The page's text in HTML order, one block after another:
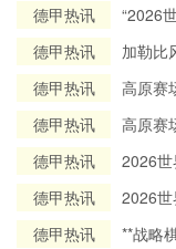
德甲热讯
“2026
德甲热讯
加勒比
德甲热讯
高原赛
德甲热讯
高原赛
德甲热讯
2026
德甲热讯
2026
德甲热讯
**战略